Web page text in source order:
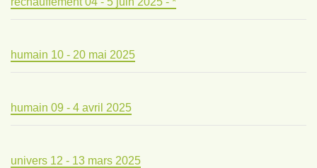
humain 10 - 20 mai 2025
humain 09 - 4 avril 2025
univers 12 - 13 mars 2025